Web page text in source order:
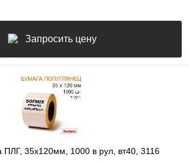
Запросить цену
ПЛГ, 35х120мм, 1000 в рул, вт40, 3116